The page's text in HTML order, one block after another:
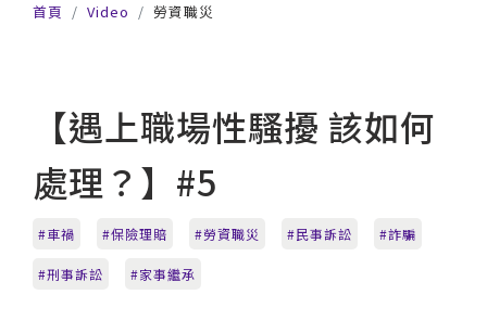
Podcast
首頁 Video 勞資職災
【遇上職場性騷擾 該如何
處理？】#5
車禍 保險理賠 勞資職災 民事訴訟 詐騙
刑事訴訟 家事繼承